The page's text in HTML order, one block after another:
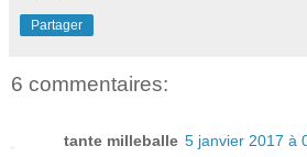
Partager
6 commentaires:
tante milleballe 5 janvier 2017 à